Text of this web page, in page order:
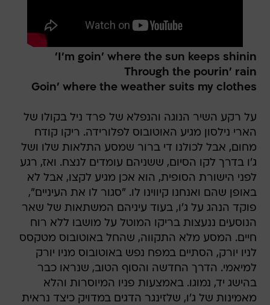
I'm goin' where the sun keeps shinin'
Through the pourin' rain
Goin' where the weather suits my clothes
על רקע השיר הנוגה והנפלא של פרד ניל בקולו של
הארי נילסון מגיע האוטובוס לפלורידה. ריקו קודח
מחום, אבל לכולנו די ברור שמסע התלאות שלו ושל
ג'ו בדרך לקו הסיום, ששניהם עומדים לנצח. ואז, רגע
לפני הישורת הסופית, הוא אכן מגיע לקצו, אבל לא
באופן שהם ואנחנו קיווינו לו. "סגור לו את העיניים",
פוקד הנהג על ג'ו, בעוד עיניהם המשתאות של שאר
הנוסעים ננעצות בריקו המוטל על מושבו ללא רוח
חיים. המסע מלא התקווה, שהחל באוטובוס מטקסס
לניו יורק, הסתיים במפח נפש באוטובוס מניו יורק
למיאמי. הדרך החדשה והסוף הטוב, שנראו כבר
בהישג יד, נמוגו. באמצעות פניו המיוסרות והלא
מאמינות של ג'ו, שלזינגר הדגים במדויק כיצד נראית